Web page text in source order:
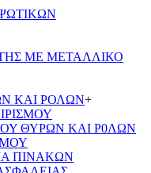
ΜΕ ΜΕΤΑΛΛΙΚΟ
ΚΑΙ ΡΟΛΩΝ+
ΘΥΡΩΝ ΚΑΙ Ρ0ΛΩΝ
ΠΙΝΑΚΩΝ